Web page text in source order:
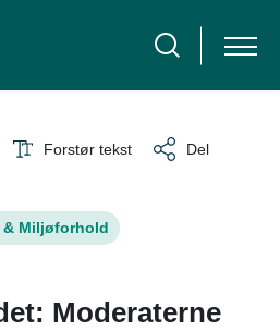
Forstør tekst Del
& Miljøforhold
Moderaterne